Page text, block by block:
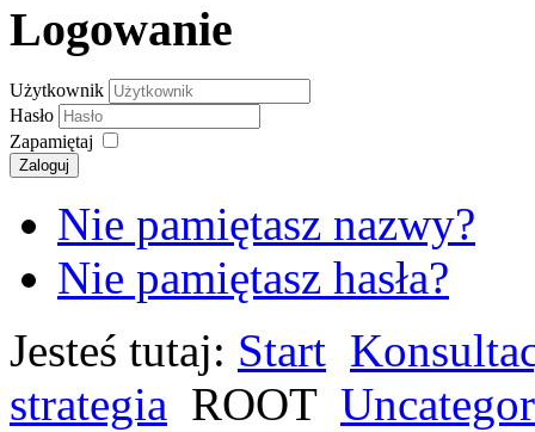
Logowanie
Użytkownik
Hasło
Zapamiętaj
Zaloguj
Nie pamiętasz nazwy?
Nie pamiętasz hasła?
Jesteś tutaj: Start
strategia ROOT